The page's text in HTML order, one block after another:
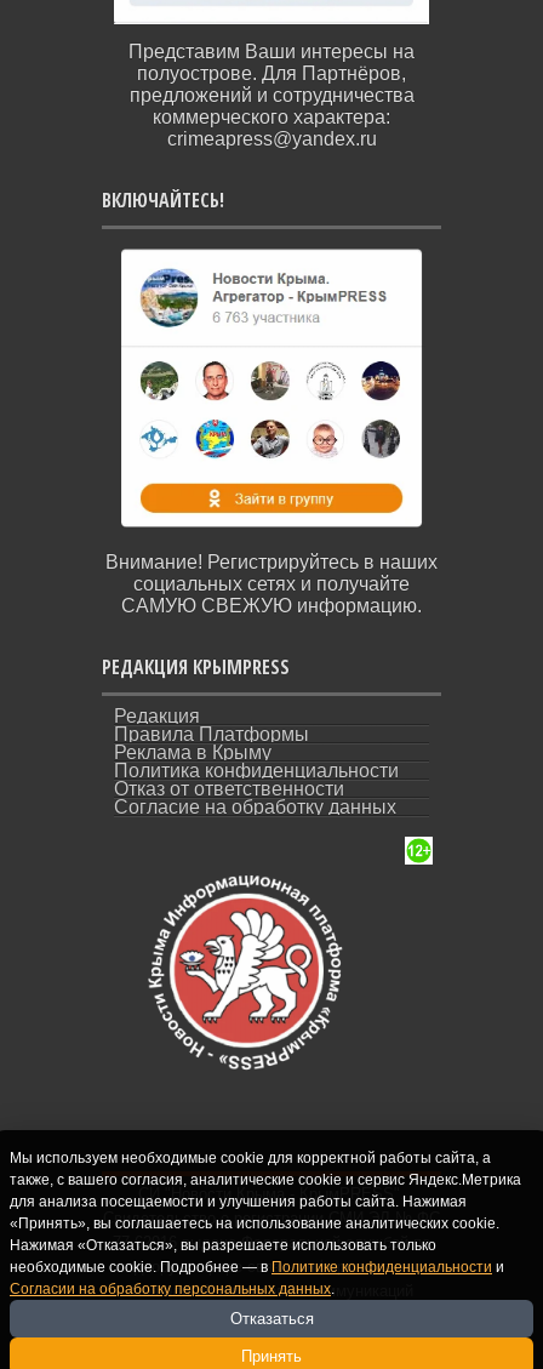
Представим Ваши интересы на
полуострове. Для Партнёров,
предложений и сотрудничества
коммерческого характера:
crimeapress@yandex.ru
ВКЛЮЧАЙТЕСЬ!
Внимание! Регистрируйтесь в наших
социальных сетях и получайте
САМУЮ СВЕЖУЮ информацию.
РЕДАКЦИЯ КРЫМPRESS
Редакция
Правила Платформы
Реклама в Крыму
Политика конфиденциальности
Отказ от ответственности
Согласие на обработку данных
СИ "Новости Крыма - КрымPRESS".
Свидетельство о регистрации СМИ ЭЛ № ФС
77-62916 выдано Федеральной службой по
надзору в сфере связи, информационных
технологий и массовых коммуникаций
(Роскомнадзор) 10.09.2015. Учредитель и
главный редактор: Крутских С.М. Почта:
crimearfinfo@yandex.ru. Телефон Редакции:
Мы используем необходимые cookie для корректной работы сайта, а
также, с вашего согласия, аналитические cookie и сервис Яндекс.Метрика
для анализа посещаемости и улучшения работы сайта. Нажимая
«Принять», вы соглашаетесь на использование аналитических cookie.
Нажимая «Отказаться», вы разрешаете использовать только
необходимые cookie. Подробнее — в Политике конфиденциальности и
Согласии на обработку персональных данных.
Отказаться
Принять